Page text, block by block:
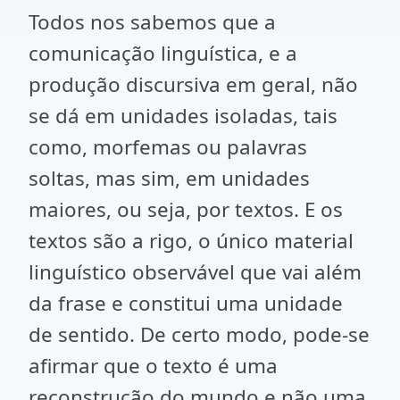
Todos nos sabemos que a
comunicação linguística, e a
produção discursiva em geral, não
se dá em unidades isoladas, tais
como, morfemas ou palavras
soltas, mas sim, em unidades
maiores, ou seja, por textos. E os
textos são a rigo, o único material
linguístico observável que vai além
da frase e constitui uma unidade
de sentido. De certo modo, pode-se
afirmar que o texto é uma